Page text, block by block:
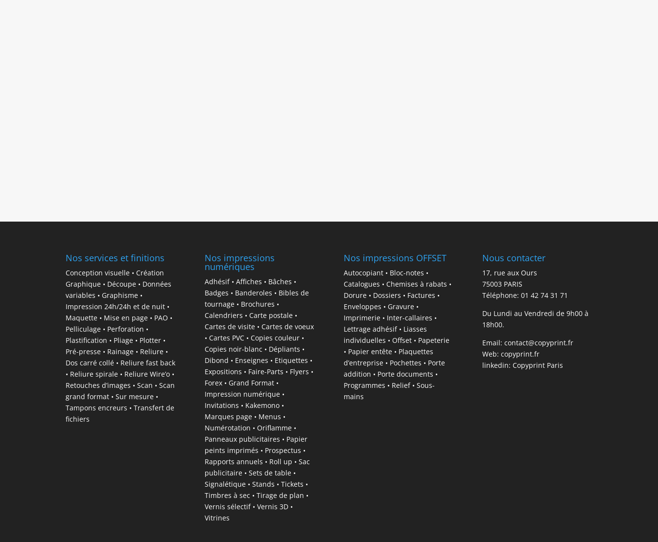
Nos services et finitions
Conception visuelle • Création
Graphique • Découpe • Données
variables • Graphisme •
Impression 24h/24h et de nuit •
Maquette • Mise en page • PAO •
Pelliculage • Perforation •
Plastification • Pliage • Plotter •
Pré-presse • Rainage • Reliure •
Dos carré collé • Reliure fast back
• Reliure spirale • Reliure Wire’o •
Retouches d’images • Scan • Scan
grand format • Sur mesure •
Tampons encreurs • Transfert de
fichiers
Nos impressions
numériques
Adhésif • Affiches • Bâches •
Badges • Banderoles • Bibles de
tournage • Brochures •
Calendriers • Carte postale •
Cartes de visite • Cartes de voeux
• Cartes PVC • Copies couleur •
Copies noir-blanc • Dépliants •
Dibond • Enseignes • Etiquettes •
Expositions • Faire-Parts • Flyers •
Forex • Grand Format •
Impression numérique •
Invitations • Kakemono •
Marques page • Menus •
Numérotation • Oriflamme •
Panneaux publicitaires • Papier
peints imprimés • Prospectus •
Rapports annuels • Roll up • Sac
publicitaire • Sets de table •
Signalétique • Stands • Tickets •
Timbres à sec • Tirage de plan •
Vernis sélectif • Vernis 3D •
Vitrines
Nos impressions OFFSET
Autocopiant • Bloc-notes •
Catalogues • Chemises à rabats •
Dorure • Dossiers • Factures •
Enveloppes • Gravure •
Imprimerie • Inter-callaires •
Lettrage adhésif • Liasses
individuelles • Offset • Papeterie
• Papier entête • Plaquettes
d’entreprise • Pochettes • Porte
addition • Porte documents •
Programmes • Relief • Sous-
mains
Nous contacter
17, rue aux Ours
75003 PARIS
Téléphone: 01 42 74 31 71
Du Lundi au Vendredi de 9h00 à
18h00.
Email:contact@copyprint.fr
Web:copyprint.fr
linkedin: Copyprint Paris